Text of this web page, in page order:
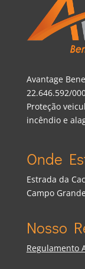
Avantage
22.646.592/
Proteção
incêndio e
Onde
Estrada da
Campo
Nosso
Regulamento